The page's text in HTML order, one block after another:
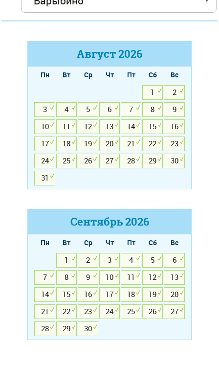
Август2026
Пн Вт Ср Чт Пт Сб
Вс
1
2
3
4 5 6 7 8
9
10
11 12 13 14 15
16
17
18 19 20 21 22
23
24
25 26 27 28 29
30
31
Сентябрь2026
Пн Вт Ср Чт Пт Сб
Вс
1
2 3 4 5
6
7
8 9 10 11 12
13
14
15 16 17 18 19
20
21
22 23 24 25 26
27
28
29 30